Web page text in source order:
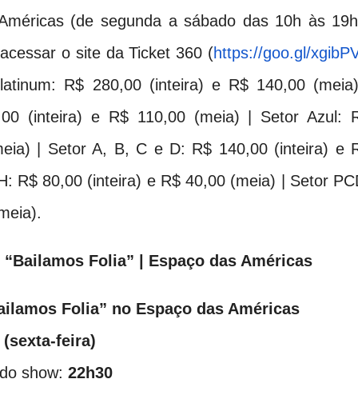
(de segunda a sábado das 10h às
o site da Ticket 360 (https://goo.gl/
R$ 280,00 (inteira) e R$ 140,00
(inteira) e R$ 110,00 (meia) | Setor Azul:
| Setor A, B, C e D: R$ 140,00 (inteira) e
R$ 80,00 (inteira) e R$ 40,00 (meia) | Setor
“Bailamos Folia” | Espaço das Américas
Folia” no Espaço das Américas
(sexta-feira)
show: 22h30